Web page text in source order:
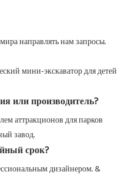
направлять нам запросы.
или производитель?
аттракционов для парков
завод.
срок?
дизайнером. &